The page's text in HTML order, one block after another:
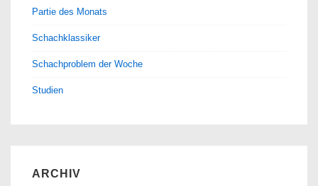
Partie des Monats
Schachklassiker
Schachproblem der Woche
Studien
ARCHIV